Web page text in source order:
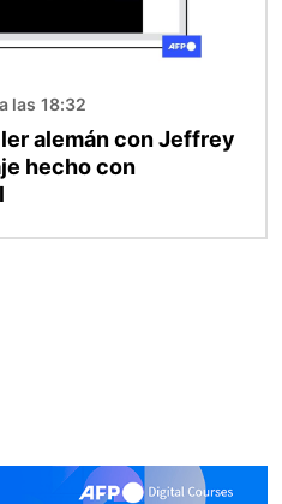
las 18:32
alemán con Jeffrey
hecho con